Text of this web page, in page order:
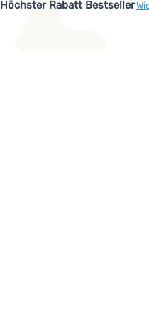
Höchster Rabatt Bestseller